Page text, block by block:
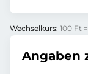
Wechselkurs: 100 Ft
Angaben